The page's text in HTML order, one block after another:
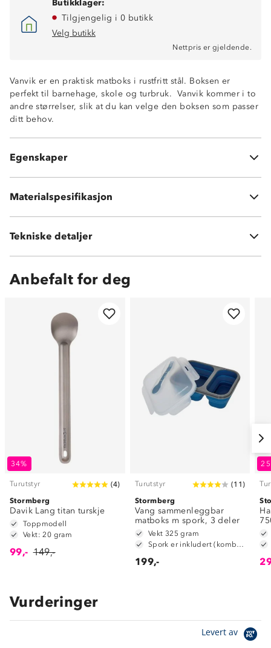
Butikklager:
Tilgjengelig i 0 butikk
Velg butikk
Nettpris er gjeldende.
Vanvik er en praktisk matboks i rustfritt stål. Boksen er
perfekt til barnehage, skole og turbruk. Vanvik kommer i to
andre størrelser, slik at du kan velge den boksen som passer
ditt behov.
Egenskaper
Tykkelse: 0,5 mm
Tåler oppvaskmaskin
Materialspesifikasjon
Rustfritt stål
Tekniske detaljer
Volum: 1400ml
Anbefalt for deg
34%
Turutstyr (4)
Stormberg
Davik Lang titan turskje
Toppmodell
Vekt: 20 gram
99,- 149,-
Turutstyr (11 )
Stormberg
Vang sammenleggbar
matboks m spork, 3 deler
Vekt 325 gram
199,-
Vurderinger
Levert av